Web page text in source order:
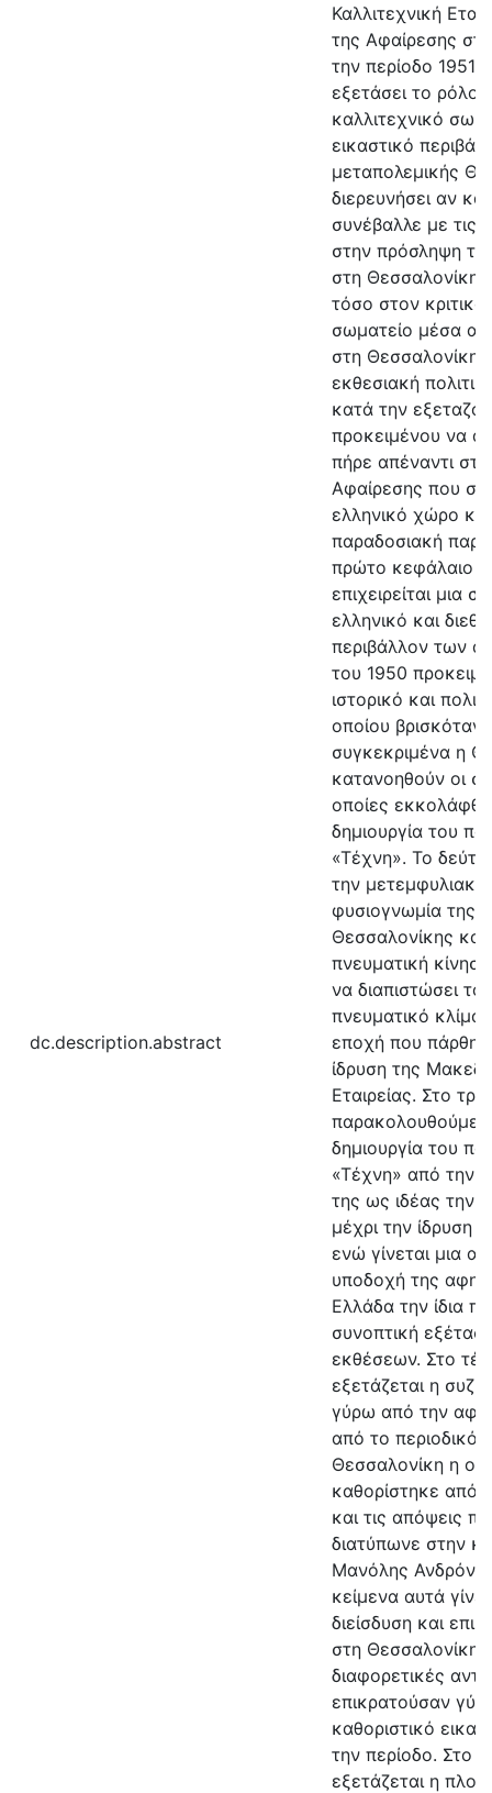
dc.description.abstract
Καλλιτεχνική
της Αφαίρεσης
την περίοδο 1951-
εξετάσει το ρόλο
καλλιτεχνικό
εικαστικό
μεταπολεμικής
διερευνήσει αν
συνέβαλλε με τις
στην πρόσληψη
στη Θεσσαλονίκη.
τόσο στον
σωματείο μέσα
στη
εκθεσιακή
κατά την
προκειμένου να
πήρε απέναντι
Αφαίρεσης που
ελληνικό χώρο
παραδοσιακή
πρώτο κεφάλαιο
επιχειρείται μια
ελληνικό και
περιβάλλον των
του 1950
ιστορικό και
οποίου βρισκόταν
συγκεκριμένα η
κατανοηθούν οι
οποίες
δημιουργία του
«Τέχνη». Το
την μετεμφυλιακή
φυσιογνωμία της
Θεσσαλονίκης και
πνευματική
να διαπιστώσει το
πνευματικό κλίμα
εποχή που
ίδρυση της
Εταιρείας. Στο
παρακολουθούμε
δημιουργία του
«Τέχνη» από την
της ως ιδέας την
μέχρι την ίδρυση
ενώ γίνεται μια
υποδοχή της
Ελλάδα την ίδια
συνοπτική
εκθέσεων. Στο
εξετάζεται η
γύρω από την
από το περιοδικό
Θεσσαλονίκη η
καθορίστηκε από
και τις απόψεις
διατύπωνε στην
Μανόλης
κείμενα αυτά
διείσδυση και
στη Θεσσαλονίκη
διαφορετικές
επικρατούσαν
καθοριστικό
την περίοδο. Στο
εξετάζεται η